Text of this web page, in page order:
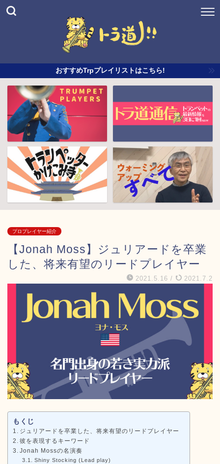
おすすめTrpプレイリストはこちら!
プロプレイヤー紹介
【Jonah Moss】ジュリアードを卒業
した、将来有望のリードプレイヤー
2021.5.16 / 2021.7.2
もくじ
ジュリアードを卒業した、将来有望のリードプレイヤー
彼を表現するキーワード
Jonah Mossの名演奏
Shiny Stocking (Lead play)